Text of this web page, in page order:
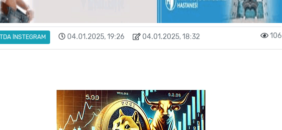
İNSTEGRAM 04.01.2025, 19:26 04.01.2025, 18:32 106